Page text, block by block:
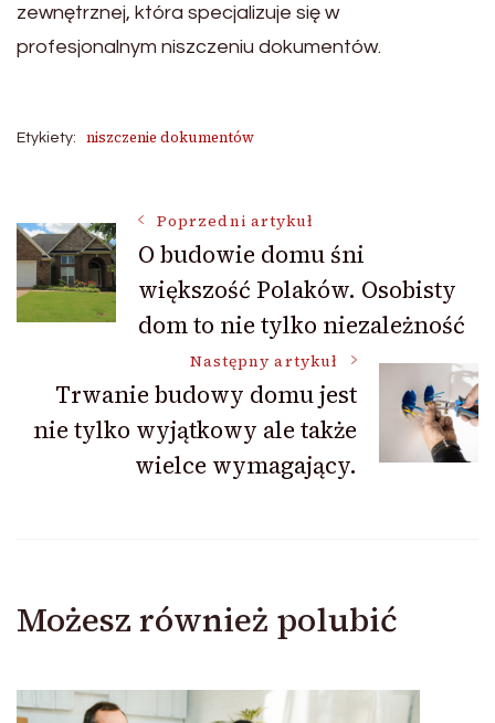
zewnętrznej, która specjalizuje się w
profesjonalnym niszczeniu dokumentów.
Etykiety: niszczenie dokumentów
Nawigacja
wpisu
Poprzedni artykuł
O budowie domu śni
większość Polaków. Osobisty
dom to nie tylko niezależność
Następny artykuł
Trwanie budowy domu jest
nie tylko wyjątkowy ale także
wielce wymagający.
Możesz również polubić